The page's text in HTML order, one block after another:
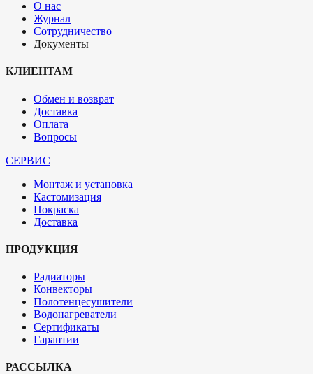
О нас
Журнал
Сотрудничество
Документы
КЛИЕНТАМ
Обмен и возврат
Доставка
Оплата
Вопросы
СЕРВИС
Монтаж и установка
Кастомизация
Покраска
Доставка
ПРОДУКЦИЯ
Радиаторы
Конвекторы
Полотенцесушители
Водонагреватели
Сертификаты
Гарантии
РАССЫЛКА